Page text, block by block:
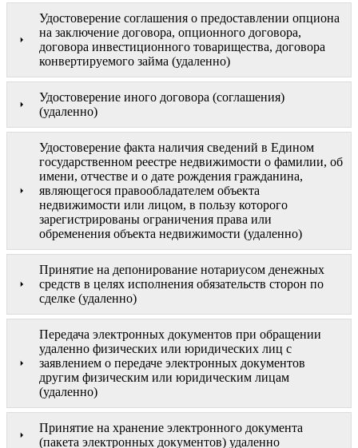
Удостоверение соглашения о предоставлении опциона
на заключение договора, опционного договора,
договора инвестиционного товарищества, договора
конвертируемого займа (удаленно)
Удостоверение иного договора (соглашения)
(удаленно)
Удостоверение факта наличия сведений в Едином
государственном реестре недвижимости о фамилии, об
имени, отчестве и о дате рождения гражданина,
являющегося правообладателем объекта
недвижимости или лицом, в пользу которого
зарегистрированы ограничения права или
обременения объекта недвижимости (удаленно)
Принятие на депонирование нотариусом денежных
средств в целях исполнения обязательств сторон по
сделке (удаленно)
Передача электронных документов при обращении
удаленно физических или юридических лиц с
заявлением о передаче электронных документов
другим физическим или юридическим лицам
(удаленно)
Принятие на хранение электронного документа
(пакета электронных документов) удаленно